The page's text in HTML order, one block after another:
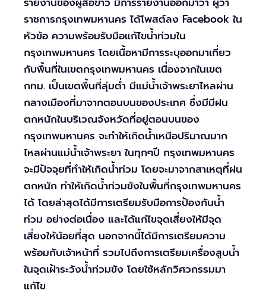
ราชการกรุงเทพมหานคร ได้โพสต์ลง Facebook ใน
หัวข้อ ความพร้อมรับมือแก้ไขน้ำท่วมใน
กรุงเทพมหานคร โดยเนื้อหามีการระบุออกมาเกี่ยว
กับพื้นที่ในเขตกรุงเทพมหานคร เนื่องจากในเขต
กทม. เป็นเขตพื้นที่ลุ่มต่ำ มีแม่น้ำเจ้าพระยาไหลผ่าน
กลางเมืองที่มาจากตอนบนของประเทศ ซึ่งมีมีฝน
ตกหนักในบริเวณจังหวัดที่อยู่ตอนบนของ
กรุงเทพมหานคร จะทำให้เกิดน้ำเหนือปริมาณมาก
ไหลผ่านแม่น้ำเจ้าพระยา ในทุกๆปี กรุงเทพมหานคร
จะมีปัจจุยที่ทำให้เกิดน้ำท่วม โดยจะมาจากสาเหตุที่ฝน
ตกหนัก ทำให้เกิดน้ำท่วมขังในพื้นที่กรุงเทพมหานคร
ได้ โดยล่าสุดได้มีการเตรียมรับมือการป้องกันน้ำ
ท่วม อย่างต่อเนื่อง และได้แก่ไขจุดเสี่ยงให้มีจุด
เสี่ยงให้น้อยที่สุด นอกจากนี้ได้มีการเตรียมความ
พร้อมกับเจ้าหน้าที่ รวมไปถึงการเตรียมเครื่องสูบน้ำ
ในจุดเฝ้าระวังน้ำท่วมขัง โดยใช้หลักวิศวกรรมมา
แก้ไข